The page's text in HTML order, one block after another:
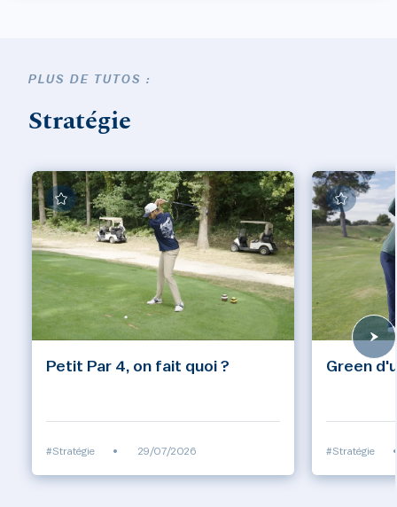
PLUS DE TUTOS :
Stratégie
Petit Par 4, on fait quoi ?
#Stratégie • 29/07/2026
Green
#Stratégie •